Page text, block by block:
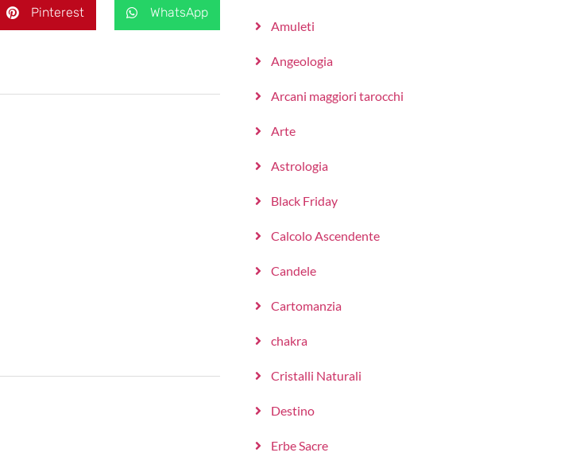
Pinterest WhatsApp
Amuleti
Angeologia
Arcani maggiori tarocchi
Arte
Astrologia
Black Friday
Calcolo Ascendente
Candele
Cartomanzia
chakra
Cristalli Naturali
Destino
Erbe Sacre